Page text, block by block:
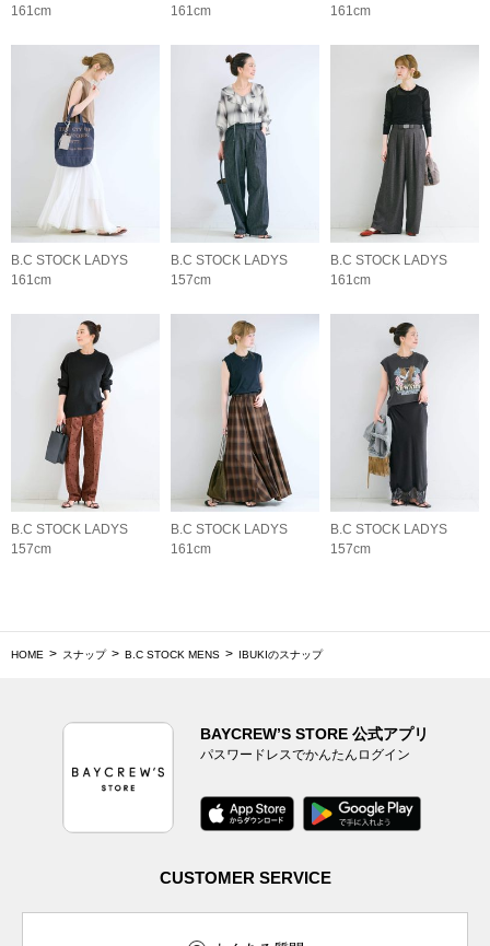
161cm
161cm
161cm
B.C STOCK LADYS
161cm
B.C STOCK LADYS
157cm
B.C STOCK LADYS
161cm
B.C STOCK LADYS
157cm
B.C STOCK LADYS
161cm
B.C STOCK LADYS
157cm
HOME スナップ B.C STOCK MENS IBUKIのスナップ
BAYCREW’S STORE 公式アプリ
パスワードレスでかんたんログイン
CUSTOMER SERVICE